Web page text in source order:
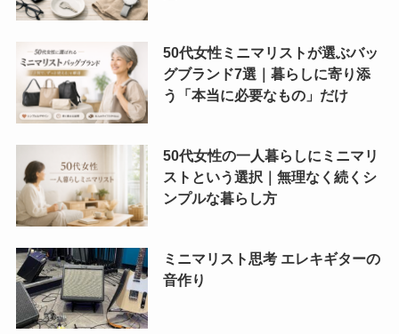
50代女性ミニマリストが選ぶバッ
グブランド7選｜暮らしに寄り添
う「本当に必要なもの」だけ
50代女性の一人暮らしにミニマリ
ストという選択｜無理なく続くシ
ンプルな暮らし方
ミニマリスト思考 エレキギターの
音作り